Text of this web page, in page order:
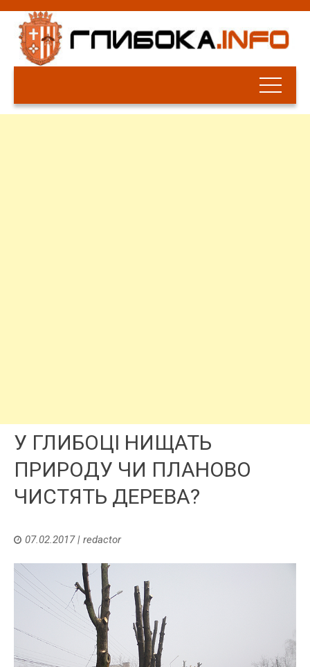
У ГЛИБОЦІ НИЩАТЬ
ПРИРОДУ ЧИ ПЛАНОВО
ЧИСТЯТЬ ДЕРЕВА?
07.02.2017| redactor